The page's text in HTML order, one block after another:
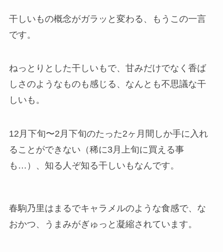
干しいもの概念がガラッと変わる、もうこの一言
です。
ねっとりとした干しいもで、甘みだけでなく香ば
しさのようなものも感じる、なんとも不思議な干
しいも。
12月下旬〜2月下旬のたった2ヶ月間しか手に入れ
ることができない（稀に3月上旬に買える事
も…）、知る人ぞ知る干しいもなんです。
春駒乃里はまるでキャラメルのような食感で、な
おかつ、うまみがぎゅっと凝縮されています。